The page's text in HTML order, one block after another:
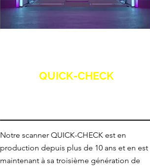
QUICK-CHECK
Notre scanner QUICK-CHECK est en
production depuis plus de 10 ans et en est
maintenant à sa troisième génération de